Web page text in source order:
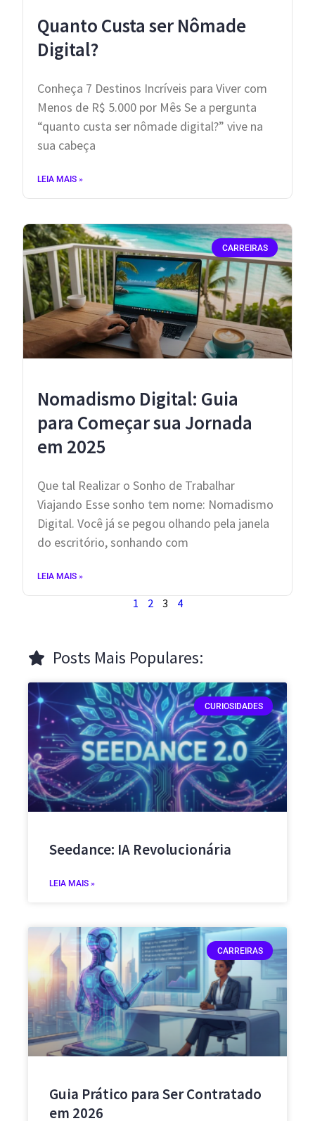
Quanto Custa ser Nômade
Digital?
Conheça 7 Destinos Incríveis para Viver com
Menos de R$ 5.000 por Mês Se a pergunta
“quanto custa ser nômade digital?” vive na
sua cabeça
LEIA MAIS »
CARREIRAS
Nomadismo Digital: Guia
para Começar sua Jornada
em 2025
Que tal Realizar o Sonho de Trabalhar
Viajando Esse sonho tem nome: Nomadismo
Digital. Você já se pegou olhando pela janela
do escritório, sonhando com
LEIA MAIS »
1 2 3 4
Posts Mais Populares:
CURIOSIDADES
Seedance: IA Revolucionária
LEIA MAIS »
CARREIRAS
Guia Prático para Ser Contratado
em 2026